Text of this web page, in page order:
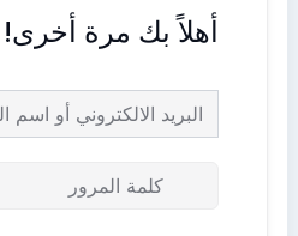
أهلاً بك مرة أخرى!